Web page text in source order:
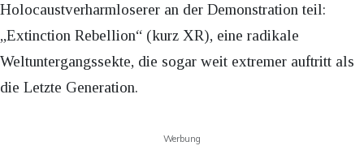
Holocaustverharmloserer an der Demonstration teil:
„Extinction Rebellion“ (kurz XR), eine radikale
Weltuntergangssekte, die sogar weit extremer auftritt als
die Letzte Generation.
Werbung